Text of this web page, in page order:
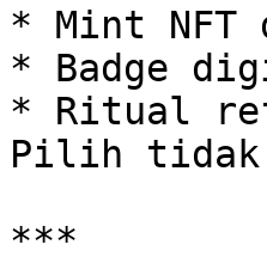
* Mint NFT
* Badge
* Ritual
Pilih tidak
***